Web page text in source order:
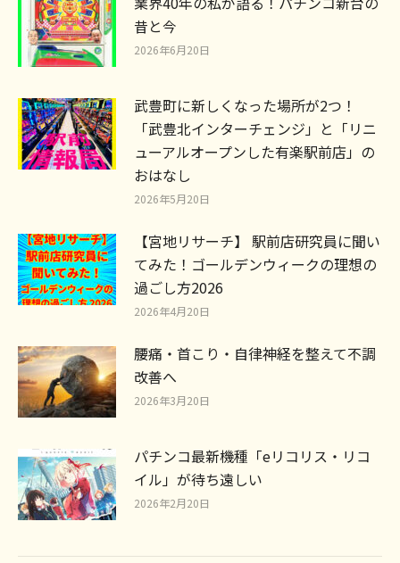
昔と今
2026年6月20日
武豊町に新しくなった場所が2つ！
「武豊北インターチェンジ」と「リニ
ューアルオープンした有楽駅前店」の
おはなし
2026年5月20日
【宮地リサーチ】 駅前店研究員に聞い
てみた！ゴールデンウィークの理想の
過ごし方2026
2026年4月20日
腰痛・首こり・自律神経を整えて不調
改善へ
2026年3月20日
パチンコ最新機種「eリコリス・リコ
イル」が待ち遠しい
2026年2月20日